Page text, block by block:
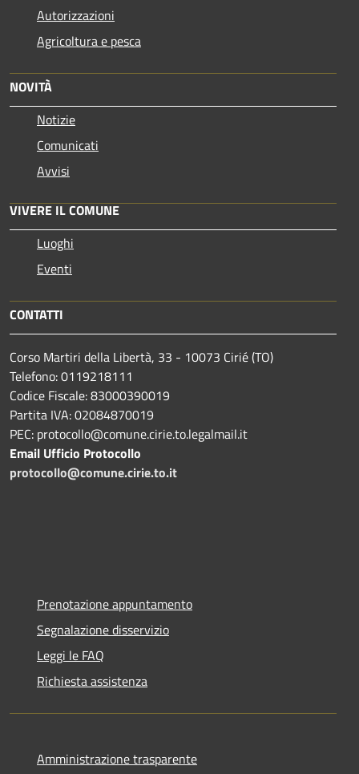
Autorizzazioni
Agricoltura e pesca
NOVITÀ
Notizie
Comunicati
Avvisi
VIVERE IL COMUNE
Luoghi
Eventi
CONTATTI
Corso Martiri della Libertà, 33 - 10073 Cirié (TO)
Telefono: 0119218111
Codice Fiscale: 83000390019
Partita IVA: 02084870019
PEC: protocollo@comune.cirie.to.legalmail.it
Email Ufficio Protocollo
protocollo@comune.cirie.to.it
Prenotazione appuntamento
Segnalazione disservizio
Leggi le FAQ
Richiesta assistenza
Amministrazione trasparente